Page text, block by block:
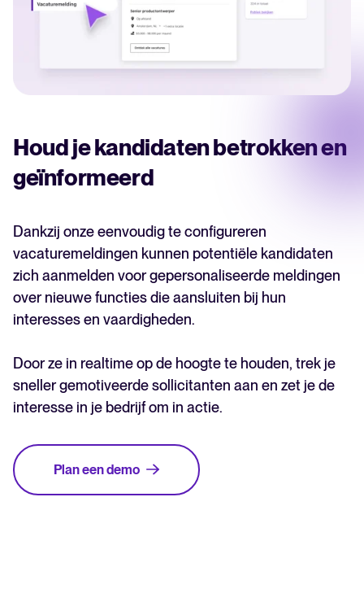
Houd je kandidaten betrokken en
geïnformeerd
Dankzij onze eenvoudig te configureren
vacaturemeldingen kunnen potentiële kandidaten
zich aanmelden voor gepersonaliseerde meldingen
over nieuwe functies die aansluiten bij hun
interesses en vaardigheden.
Door ze in realtime op de hoogte te houden, trek je
sneller gemotiveerde sollicitanten aan en zet je de
interesse in je bedrijf om in actie.
Plan een demo